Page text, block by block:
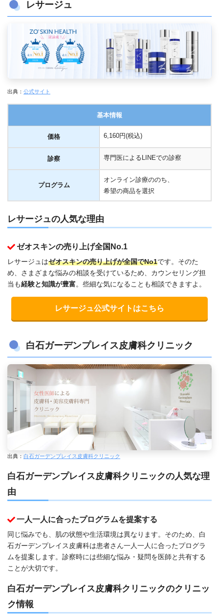
レサージュ
出典： 公式サイト
基本情報
価格 6,160円(税込)
診察 専門医によるLINEでの診察
プログラム
オンライン診療ののち、
希望の商品を選択
レサージュの人気な理由
ゼオスキンの売り上げ全国No.1
レサージュはゼオスキンの売り上げが全国でNo1です。そのた
め、さまざまな悩みの相談を受けているため、カウンセリング担
当も経験と知識が豊富。些細な気になることも相談できますよ。
レサージュ公式サイトはこちら
白石ガーデンプレイス皮膚科クリニック
出典： 白石ガーデンプレイス皮膚科クリニック
白石ガーデンプレイス皮膚科クリニックの人気な理
由
一人一人に合ったプログラムを提案する
同じ悩みでも、肌の状態や生活環境は異なります。そのため、白
石ガーデンプレイス皮膚科は患者さん一人一人に合ったプログラ
ムを提案します。診察時には些細な悩み・疑問を医師と共有する
ことが大切です。
白石ガーデンプレイス皮膚科クリニックのクリニッ
ク情報